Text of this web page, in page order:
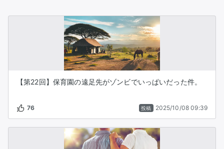
【第22回】保育園の遠足先がゾンビでいっぱいだった件。
76 投稿 2025/10/08 09:39